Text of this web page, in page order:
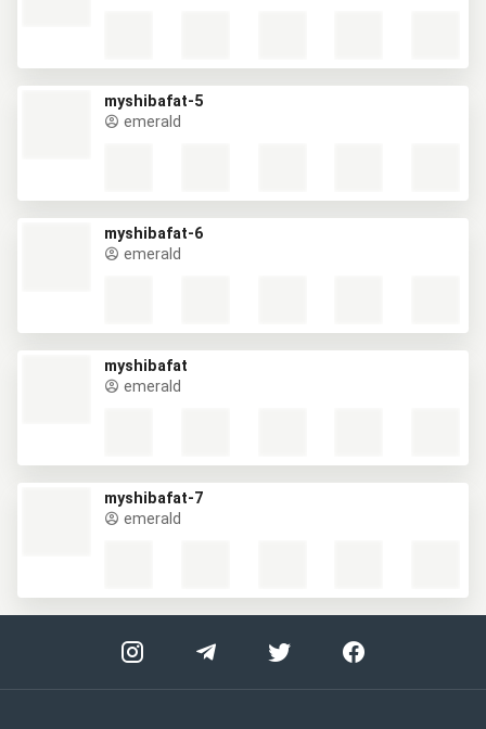
myshibafat-5
emerald
myshibafat-6
emerald
myshibafat
emerald
myshibafat-7
emerald